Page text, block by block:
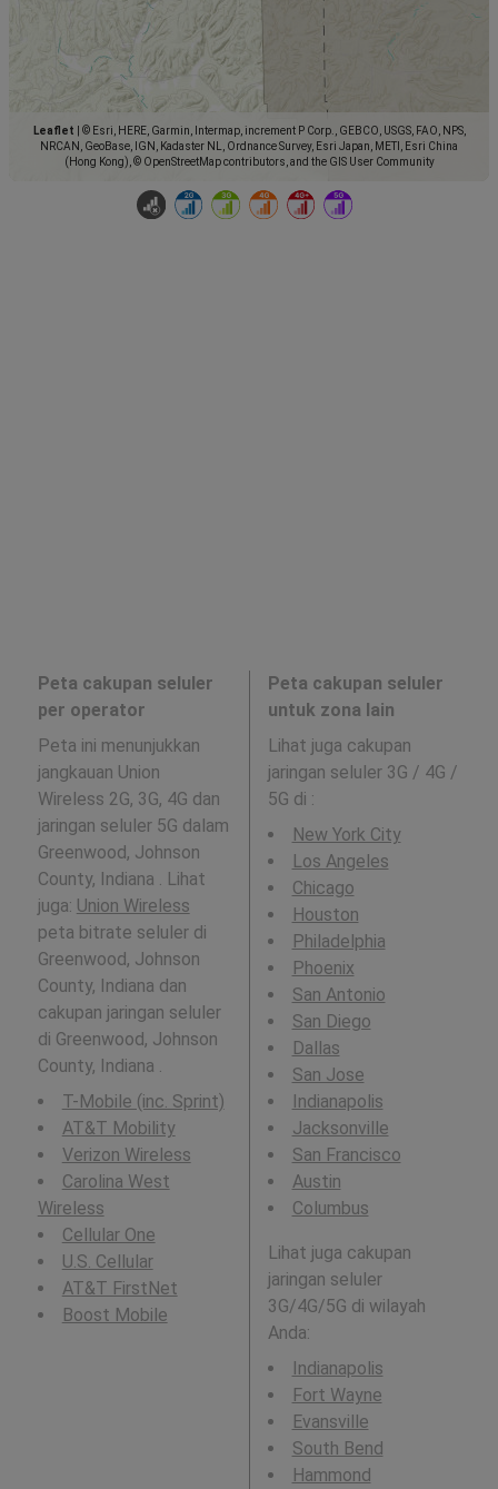
Leaflet
© Esri, HERE, Garmin, Intermap, increment P Corp., GEBCO, USGS, FAO, NPS,
NRCAN, GeoBase, IGN, Kadaster NL, Ordnance Survey, Esri Japan, METI, Esri China
(Hong Kong), © OpenStreetMap contributors, and the GIS User Community
Peta cakupan seluler
per operator
Peta ini menunjukkan
jangkauan Union
Wireless 2G, 3G, 4G dan
jaringan seluler 5G dalam
Greenwood, Johnson
County, Indiana . Lihat
juga: Union Wireless
peta bitrate seluler di
Greenwood, Johnson
County, Indiana dan
cakupan jaringan seluler
di Greenwood, Johnson
County, Indiana .
T-Mobile (inc. Sprint)
AT&T Mobility
Verizon Wireless
Carolina West
Wireless
Cellular One
U.S. Cellular
AT&T FirstNet
Boost Mobile
Peta cakupan seluler
untuk zona lain
Lihat juga cakupan
jaringan seluler 3G / 4G /
5G di :
New York City
Los Angeles
Chicago
Houston
Philadelphia
Phoenix
San Antonio
San Diego
Dallas
San Jose
Indianapolis
Jacksonville
San Francisco
Austin
Columbus
Lihat juga cakupan
jaringan seluler
3G/4G/5G di wilayah
Anda:
Indianapolis
Fort Wayne
Evansville
South Bend
Hammond